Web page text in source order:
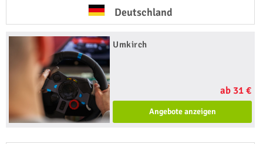
Deutschland
Umkirch
ab 31 €
Angebote anzeigen